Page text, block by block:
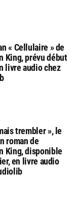
« Cellulaire » de
King, prévu début
livre audio chez
trembler », le
roman de
King, disponible
en livre audio